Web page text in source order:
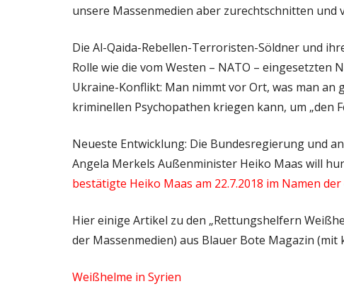
unsere Massenmedien aber zurechtschnitten und
Die Al-Qaida-Rebellen-Terroristen-Söldner und
Rolle wie die vom Westen – NATO – eingesetzten
Ukraine-Konflikt: Man nimmt vor Ort, was man an
kriminellen Psychopathen kriegen kann, um „den
Neueste Entwicklung: Die Bundesregierung und
Angela Merkels Außenminister Heiko Maas will
bestätigte Heiko Maas am 22.7.2018 im Namen
Hier einige Artikel zu den „Rettungshelfern
der Massenmedien) aus Blauer Bote Magazin (mit
Weißhelme in Syrien